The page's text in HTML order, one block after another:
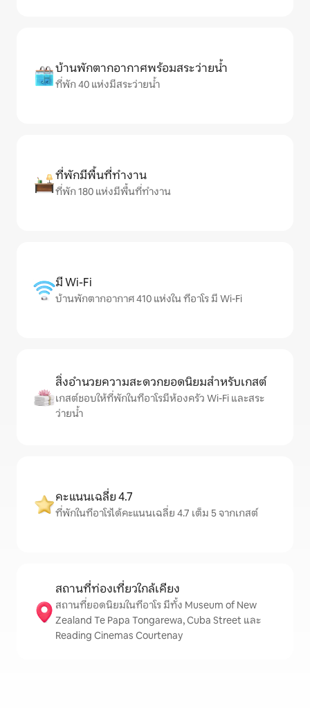
บ้านพักตากอากาศพร้อมสระว่ายน้ำ
ที่พัก 40 แห่งมีสระว่ายน้ำ
ที่พักมีพื้นที่ทำงาน
ที่พัก 180 แห่งมีพื้นที่ทำงาน
มี Wi-Fi
บ้านพักตากอากาศ 410 แห่งใน ทีอาโร มี Wi-Fi
สิ่งอำนวยความสะดวกยอดนิยมสำหรับเกสต์
เกสต์ชอบให้ที่พักในทีอาโรมีห้องครัว Wi-Fi และสระ
ว่ายน้ำ
คะแนนเฉลี่ย 4.7
ที่พักในทีอาโรได้คะแนนเฉลี่ย 4.7 เต็ม 5 จากเกสต์
สถานที่ท่องเที่ยวใกล้เคียง
สถานที่ยอดนิยมในทีอาโร มีทั้ง Museum of New
Zealand Te Papa Tongarewa, Cuba Street และ
Reading Cinemas Courtenay